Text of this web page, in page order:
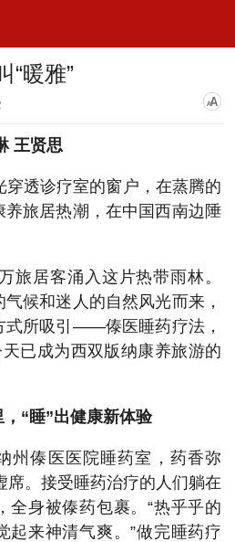
“暖雅”
王贤思
穿透诊疗室的窗户，在蒸腾的
旅居热潮，在中国西南边陲
旅居客涌入这片热带雨林。
候和迷人的自然风光而来，
式所吸引——傣医睡药疗法，
天已成为西双版纳康养旅游的
“睡”出健康新体验
州傣医医院睡药室，药香弥
席。接受睡药治疗的人们躺在
全身被傣药包裹。“热乎乎的
起来神清气爽。”做完睡药疗